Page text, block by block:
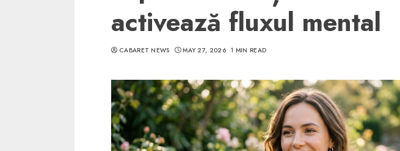
activează fluxul mental
CABARET NEWS MAY 27, 2026 1 MIN READ